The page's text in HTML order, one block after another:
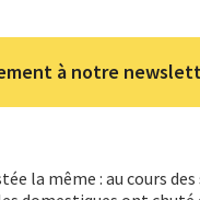
à notre
la même : au cours